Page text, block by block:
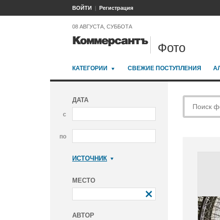
ВОЙТИ Регистрация
08 АВГУСТА, СУББОТА
Фото
КАТЕГОРИИ СВЕЖИЕ ПОСТУПЛЕНИЯ
ДАТА
с
по
ИСТОЧНИК
МЕСТО
АВТОР